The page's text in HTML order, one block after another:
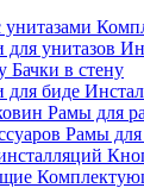
Бачки в стену
Рамы для
Рамы для